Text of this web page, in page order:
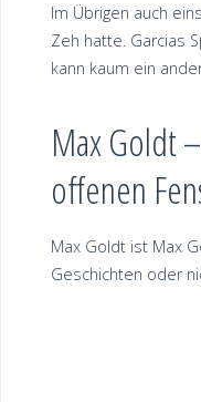
Im Übrigen auch
Zeh hatte. Garcias
kann kaum ein
Max Goldt
offenen
Max Goldt ist Max
Geschichten oder